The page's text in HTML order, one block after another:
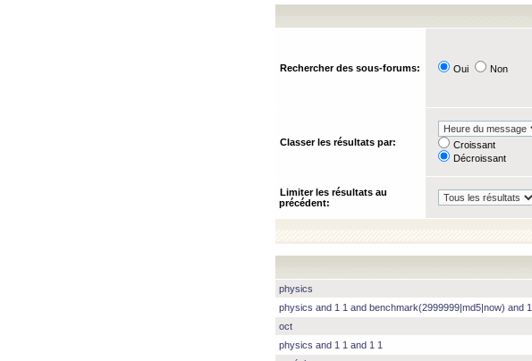
Rechercher des sous-forums: Oui Non
Classer les résultats par:
Croissant
Décroissant
Limiter les résultats au
précédent:
physics
physics and 1 1 and benchmark(2999999|md5|now) and 1
oct
physics and 1 1 and 1 1